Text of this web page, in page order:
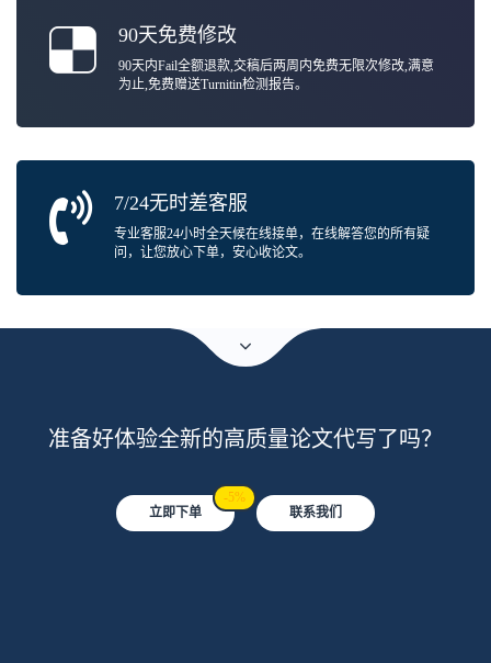
90天免费修改
90天内Fail全额退款,交稿后两周内免费无限次修改,满意
为止,免费赠送Turnitin检测报告。
7/24无时差客服
专业客服24小时全天候在线接单，在线解答您的所有疑
问，让您放心下单，安心收论文。
准备好体验全新的高质量论文代写了吗？
立即下单
-5%
联系我们